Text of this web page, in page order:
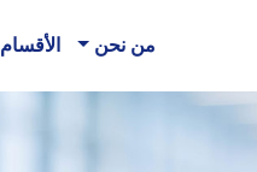
من نحن الأقسام